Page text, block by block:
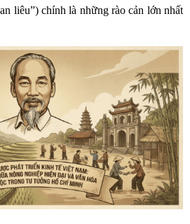
liêu”) chính là những rào cản lớn nhất